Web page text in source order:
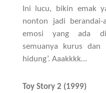
Ini lucu, bikin emak
nonton jadi berandai-
emosi yang ada di
semuanya kurus
hidung’. Aaakkkk…
Toy Story 2 (1999)